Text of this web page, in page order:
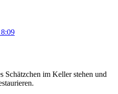
Schätzchen im Keller stehen und